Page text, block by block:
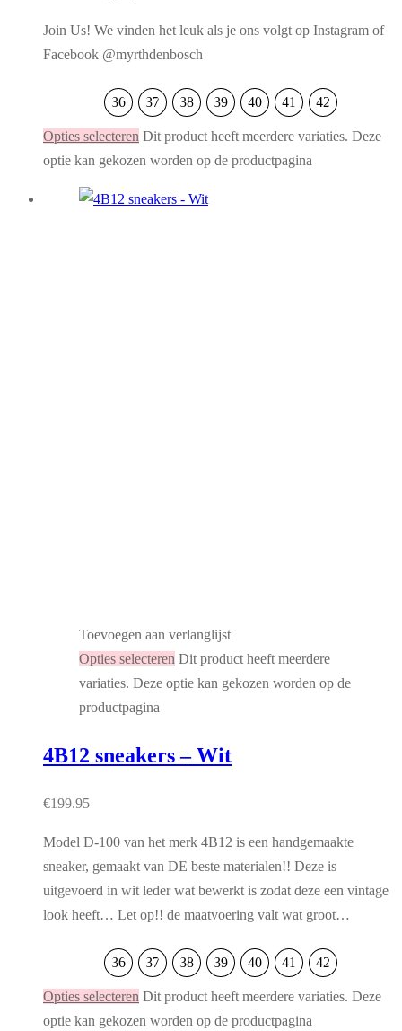
Join Us! We vinden het leuk als je ons volgt op Instagram of
Facebook @myrthdenbosch
36 37 38 39 40 41 42
Opties selecteren Dit product heeft meerdere variaties. Deze
optie kan gekozen worden op de productpagina
Toevoegen aan verlanglijst
Opties selecteren Dit product heeft meerdere
variaties. Deze optie kan gekozen worden op de
productpagina
4B12 sneakers – Wit
€199.95
Model D-100 van het merk 4B12 is een handgemaakte
sneaker, gemaakt van DE beste materialen!! Deze is
uitgevoerd in wit leder wat bewerkt is zodat deze een vintage
look heeft… Let op!! de maatvoering valt wat groot…
36 37 38 39 40 41 42
Opties selecteren Dit product heeft meerdere variaties. Deze
optie kan gekozen worden op de productpagina